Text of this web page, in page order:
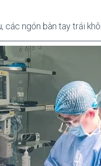
các ngón bàn tay trái